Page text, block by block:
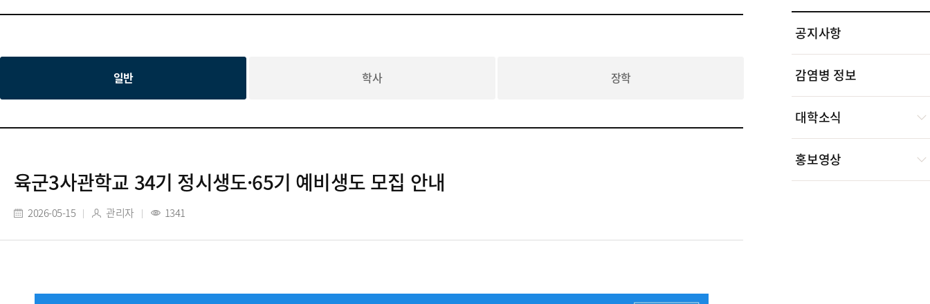
일반 학사 장학
육군3사관학교 34기 정시생도·65기 예비생도 모집 안내
2026-05-15 관리자 1341
공지사항
감염병 정보
대학소식
홍보영상